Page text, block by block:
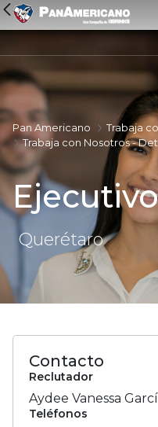
Saltar al contenido
Pan Americano
Trabaja
Trabaja con Nosotros -
Querétaro
Contacto
Reclutador
Aydee Vanessa
Teléfonos